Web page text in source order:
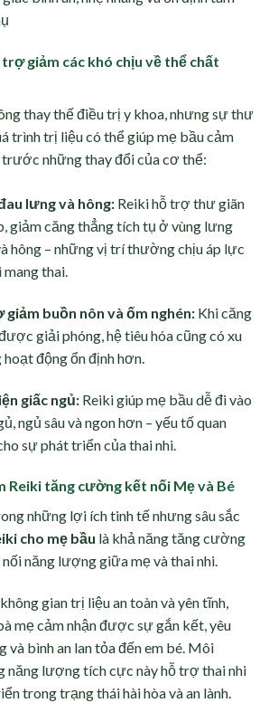
trợ giảm các khó chịu về thể chất
thay thế điều trị y khoa, nhưng sự thư
trình trị liệu có thể giúp mẹ bầu cảm
những thay đổi của cơ thể:
lưng và hông:Reiki hỗ trợ thư giãn
giảm căng thẳng tích tụ ở vùng lưng
hông – những vị trí thường chịu áp lực
thai.
giảm buồn nôn và ốm nghén:Khi căng
giải phóng, hệ tiêu hóa cũng có xu
động ổn định hơn.
giấc ngủ:Reiki giúp mẹ bầu dễ đi vào
ngủ sâu và ngon hơn – yếu tố quan
sự phát triển của thai nhi.
Reiki tăng cường kết nối Mẹ và Bé
những lợi ích tinh tế nhưng sâu sắc
cho mẹ bầu là khả năng tăng cường
năng lượng giữa mẹ và thai nhi.
gian trị liệu an toàn và yên tĩnh,
mẹ cảm nhận được sự gắn kết, yêu
và bình an lan tỏa đến em bé. Môi
năng lượng tích cực này hỗ trợ thai nhi
trong trạng thái hài hòa và an lành.